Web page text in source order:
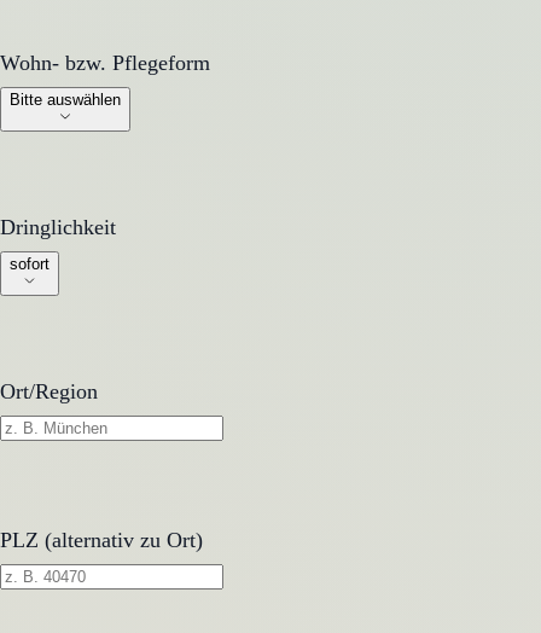
Wohn- bzw. Pflegeform
Wohn- bzw. Pflegeform
Bitte auswählen
Dringlichkeit
Dringlichkeit
sofort
Ort/Region
PLZ (alternativ zu Ort)